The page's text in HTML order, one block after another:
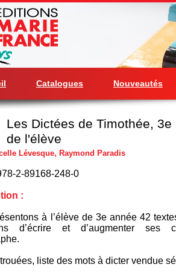
Catalogues Nouveautés
Les Dictées de Timothée,
de l'élève
Lévesque, Raymond Paradis
2-89168-248-0
:
à l’élève de 3e année 42
d’écrire et d’augmenter ses
liste des mots à dicter vendue